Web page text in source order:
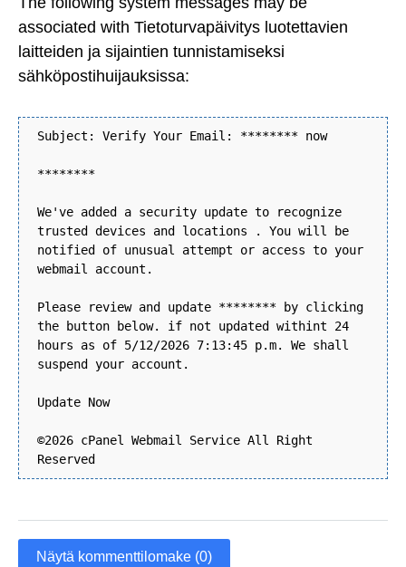
associated with Tietoturvapäivitys luotettavien
laitteiden ja sijaintien tunnistamiseksi
sähköpostihuijauksissa:
Subject: Verify Your Email: ******** now
********
We've added a security update to recognize
trusted devices and locations . You will be
notified of unusual attempt or access to your
webmail account.
Please review and update ******** by clicking
the button below. if not updated withint 24
hours as of 5/12/2026 7:13:45 p.m. We shall
suspend your account.
Update Now
©2026 cPanel Webmail Service All Right
Reserved
Näytä kommenttilomake (0)